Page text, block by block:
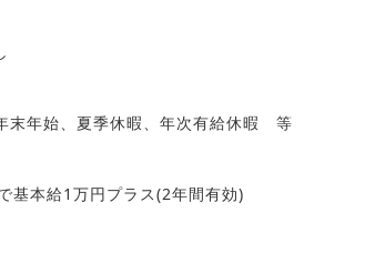
末年始、夏季休暇、年次有給休暇 等
基本給1万円プラス(2年間有効)